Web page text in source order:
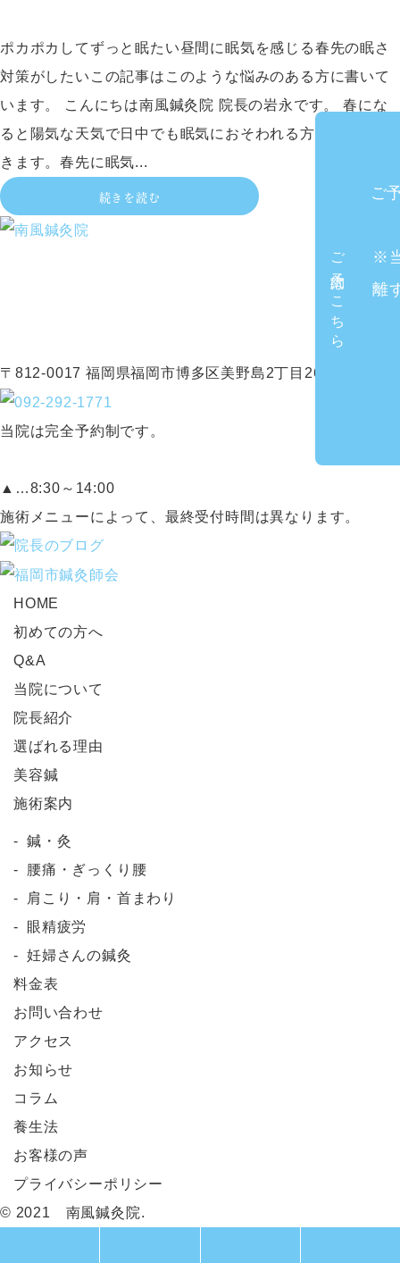
ポカポカしてずっと眠たい昼間に眠気を感じる春先の眠さ
対策がしたいこの記事はこのような悩みのある方に書いて
います。 こんにちは南風鍼灸院 院長の岩永です。 春にな
ると陽気な天気で日中でも眠気におそわれる方が増えてい
きます。春先に眠気...
続きを読む
〒812-0017 福岡県福岡市博多区美野島2丁目26-31-1
当院は完全予約制です。
▲…8:30～14:00
施術メニューによって、最終受付時間は異なります。
HOME
初めての方へ
Q&A
当院について
院長紹介
選ばれる理由
美容鍼
施術案内
鍼・灸
腰痛・ぎっくり腰
肩こり・肩・首まわり
眼精疲労
妊婦さんの鍼灸
料金表
お問い合わせ
アクセス
お知らせ
コラム
養生法
お客様の声
プライバシーポリシー
© 2021 南風鍼灸院.
ご予約はこちら
ご
※
離